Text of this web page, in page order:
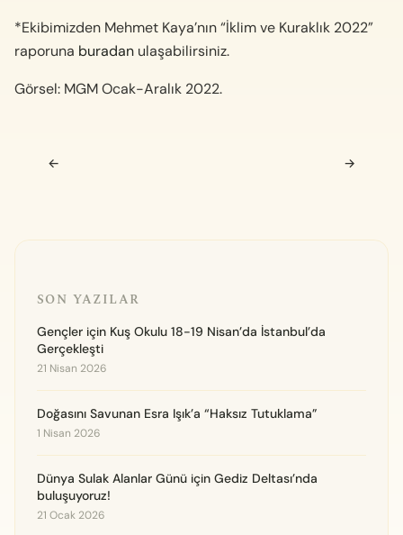
*Ekibimizden Mehmet Kaya’nın “İklim ve Kuraklık 2022”
raporuna buradan ulaşabilirsiniz.
Görsel: MGM Ocak-Aralık 2022.
Navigasyon sonrası
← →
SON YAZILAR
Gençler için Kuş Okulu 18-19 Nisan’da İstanbul’da
Gerçekleşti
21 Nisan 2026
Doğasını Savunan Esra Işık’a “Haksız Tutuklama”
1 Nisan 2026
Dünya Sulak Alanlar Günü için Gediz Deltası’nda
buluşuyoruz!
21 Ocak 2026